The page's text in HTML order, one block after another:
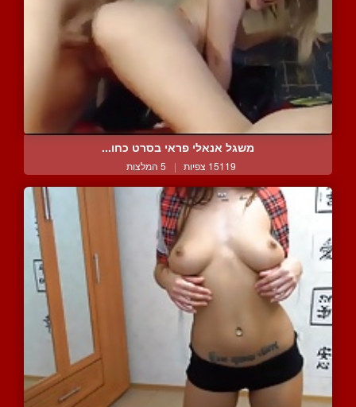
משגל אנאלי פראי בסרט כחו...
15119 צפיות | 5 המלצות